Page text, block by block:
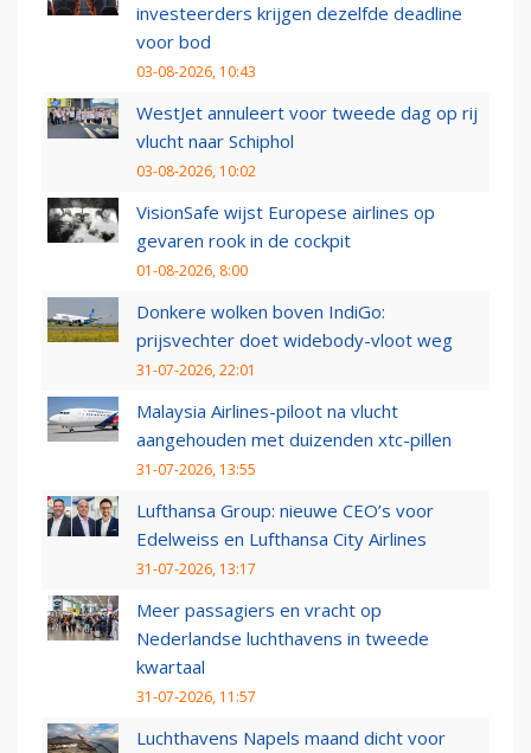
investeerders krijgen dezelfde deadline
voor bod
03-08-2026, 10:43
WestJet annuleert voor tweede dag op rij
vlucht naar Schiphol
03-08-2026, 10:02
VisionSafe wijst Europese airlines op
gevaren rook in de cockpit
01-08-2026, 8:00
Donkere wolken boven IndiGo:
prijsvechter doet widebody-vloot weg
31-07-2026, 22:01
Malaysia Airlines-piloot na vlucht
aangehouden met duizenden xtc-pillen
31-07-2026, 13:55
Lufthansa Group: nieuwe CEO’s voor
Edelweiss en Lufthansa City Airlines
31-07-2026, 13:17
Meer passagiers en vracht op
Nederlandse luchthavens in tweede
kwartaal
31-07-2026, 11:57
Luchthavens Napels maand dicht voor